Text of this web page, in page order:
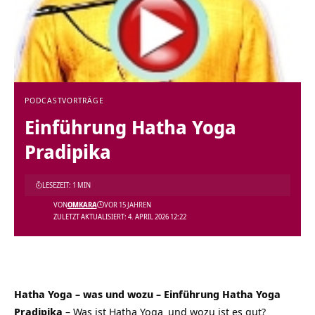
PODCASTVORTRÄGE
Einführung Hatha Yoga
Pradipika
ZULETZT AKTUALISIERT: 4. APRIL 2026 12:22
VONOMKARA VOR 15 JAHREN
LESEZEIT: 1 MIN
Hatha Yoga – was und wozu – Einführung Hatha Yoga
Pradipika – Was ist Hatha Yoga und wozu ist es gut?